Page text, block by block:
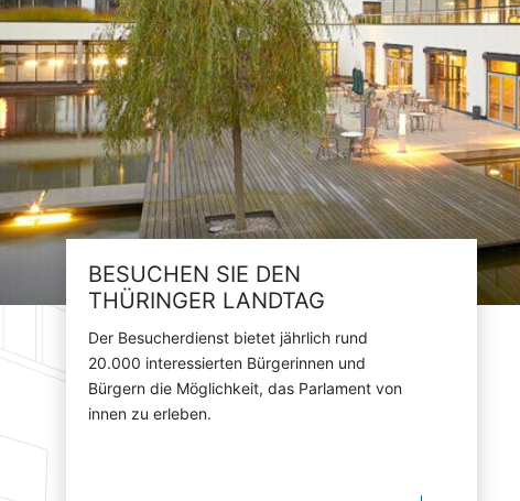
BESUCHEN SIE DEN
THÜRINGER LANDTAG
Der Besucherdienst bietet jährlich rund
20.000 interessierten Bürgerinnen und
Bürgern die Möglichkeit, das Parlament von
innen zu erleben.